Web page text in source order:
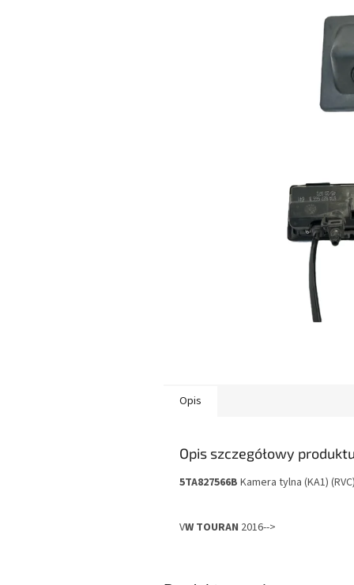
Opis
Opis szczegółowy
5TA827566B Kamera tylna (KA1)
VW TOURAN 2016-->